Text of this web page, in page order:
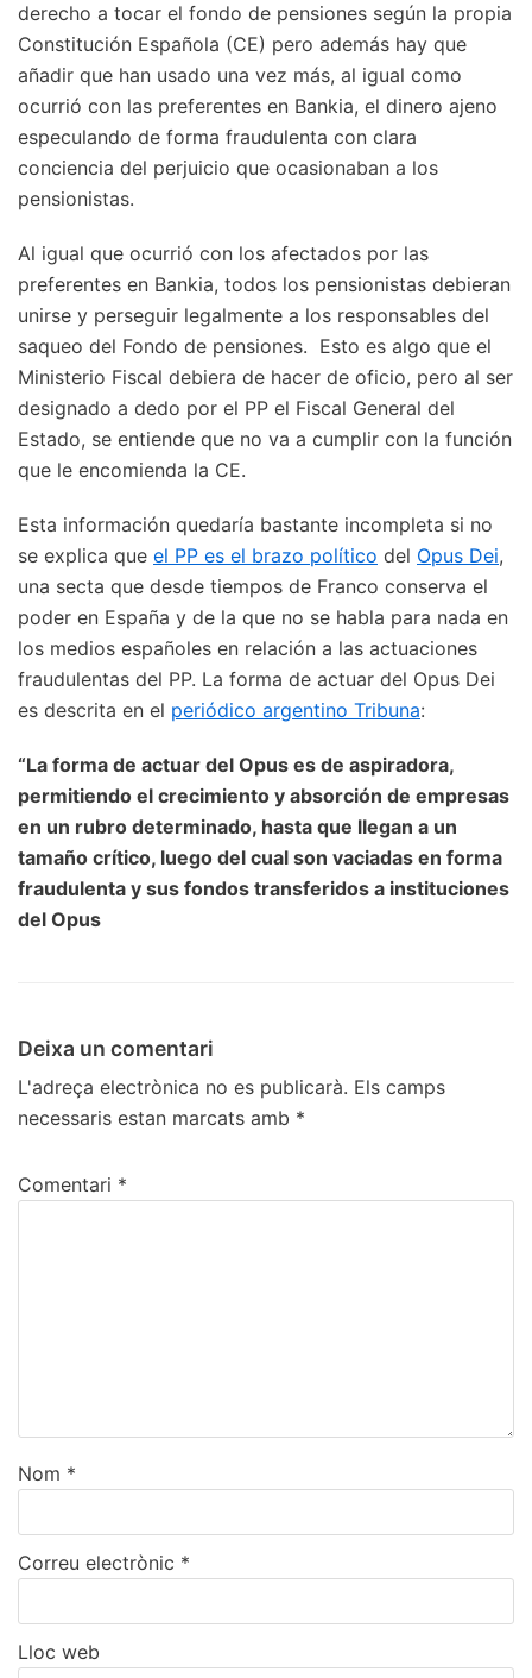
derecho a tocar el fondo de pensiones según la propia
Constitución Española (CE) pero además hay que
añadir que han usado una vez más, al igual como
ocurrió con las preferentes en Bankia, el dinero ajeno
especulando de forma fraudulenta con clara
conciencia del perjuicio que ocasionaban a los
pensionistas.
Al igual que ocurrió con los afectados por las
preferentes en Bankia, todos los pensionistas debieran
unirse y perseguir legalmente a los responsables del
saqueo del Fondo de pensiones. Esto es algo que el
Ministerio Fiscal debiera de hacer de oficio, pero al ser
designado a dedo por el PP el Fiscal General del
Estado, se entiende que no va a cumplir con la función
que le encomienda la CE.
Esta información quedaría bastante incompleta si no
se explica que el PP es el brazo político del Opus Dei,
una secta que desde tiempos de Franco conserva el
poder en España y de la que no se habla para nada en
los medios españoles en relación a las actuaciones
fraudulentas del PP. La forma de actuar del Opus Dei
es descrita en el periódico argentino Tribuna:
“La forma de actuar del Opus es de aspiradora,
permitiendo el crecimiento y absorción de empresas
en un rubro determinado, hasta que llegan a un
tamaño crítico, luego del cual son vaciadas en forma
fraudulenta y sus fondos transferidos a instituciones
del Opus
Deixa un comentari
L'adreça electrònica no es publicarà. Els camps
necessaris estan marcats amb *
Comentari *
Nom *
Correu electrònic *
Lloc web